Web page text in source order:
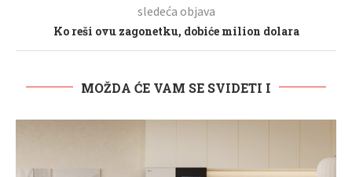
sledeća objava
Ko reši ovu zagonetku, dobiće milion dolara
MOŽDA ĆE VAM SE SVIDETI I